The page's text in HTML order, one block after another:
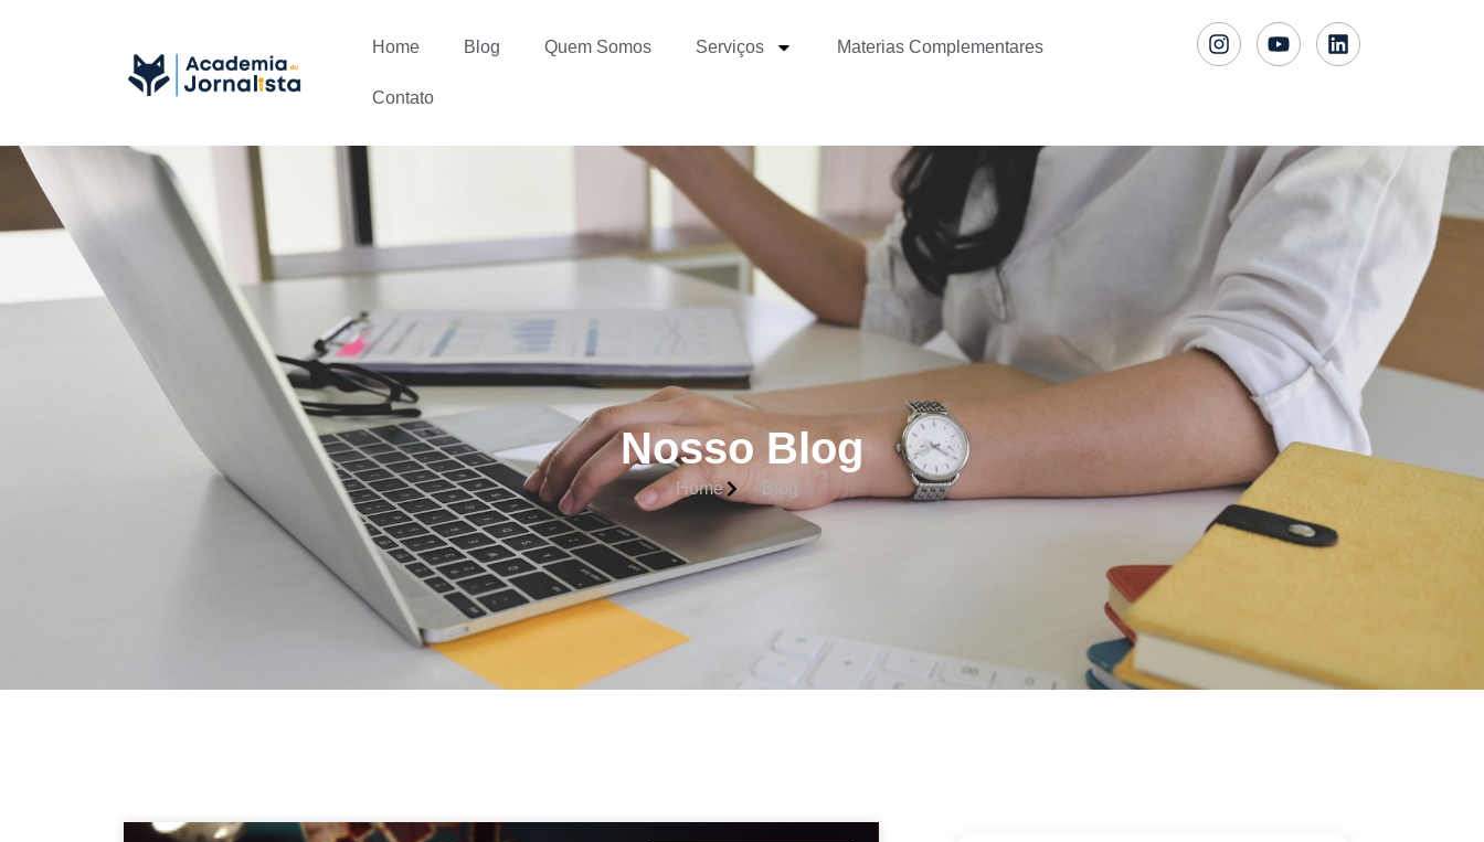
Home Blog Quem Somos Serviços Materias Complementares
Contato
Nosso Blog
Home Blog